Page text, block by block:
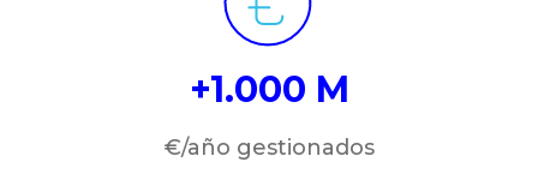
+1.000 M
€/año gestionados